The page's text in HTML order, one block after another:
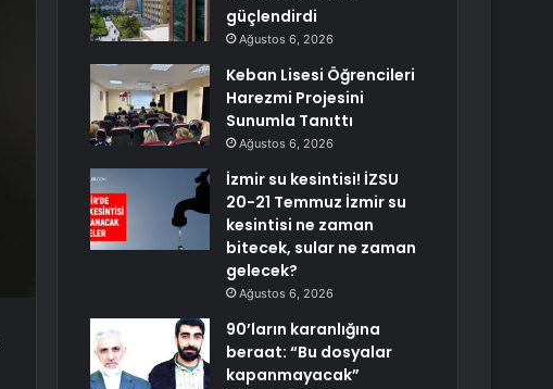
güçlendirdi
Ağustos 6, 2026
Keban Lisesi Öğrencileri
Harezmi Projesini
Sunumla Tanıttı
Ağustos 6, 2026
İzmir su kesintisi! İZSU
20-21 Temmuz İzmir su
kesintisi ne zaman
bitecek, sular ne zaman
gelecek?
Ağustos 6, 2026
90’ların karanlığına
beraat: “Bu dosyalar
kapanmayacak”